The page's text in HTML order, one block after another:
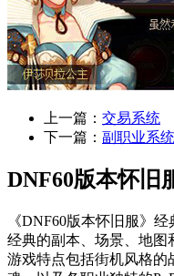
下一篇： 副职业系
DNF60版本怀旧
经典的副本、场景、地
游戏特点包括街机风格的
魂，以及各职业独特的